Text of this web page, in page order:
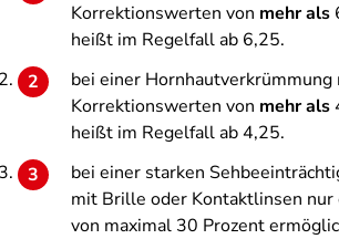
Korrektionswerten von mehr als
heißt im Regelfall ab 6,25.
bei einer Hornhautverkrümmung
Korrektionswerten von mehr als
heißt im Regelfall ab 4,25.
bei einer starken
mit Brille oder Kontaktlinsen nur
von maximal 30 Prozent